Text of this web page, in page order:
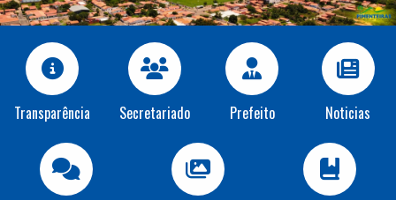
Transparência Secretariado Prefeito Noticias